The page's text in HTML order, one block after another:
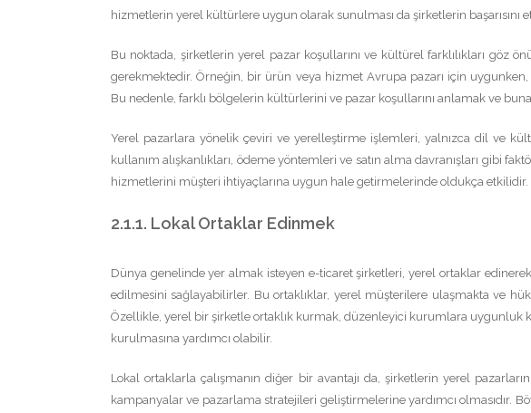
hizmetlerin yerel kültürlere uygun olarak sunulması da şirketlerin başarısını
Bu noktada, şirketlerin yerel pazar koşullarını ve kültürel farklılıkları göz
gerekmektedir. Örneğin, bir ürün veya hizmet Avrupa pazarı için
Bu nedenle, farklı bölgelerin kültürlerini ve pazar koşullarını anlamak ve
Yerel pazarlara yönelik çeviri ve yerelleştirme işlemleri, yalnızca dil ve
kullanım alışkanlıkları, ödeme yöntemleri ve satın alma davranışları gibi
hizmetlerini müşteri ihtiyaçlarına uygun hale getirmelerinde oldukça etkilidir.
2.1.1. Lokal Ortaklar Edinmek
Dünya genelinde yer almak isteyen e-ticaret şirketleri, yerel ortaklar
edilmesini sağlayabilirler. Bu ortaklıklar, yerel müşterilere ulaşmakta ve
Özellikle, yerel bir şirketle ortaklık kurmak, düzenleyici kurumlara uygunluk
kurulmasına yardımcı olabilir.
Lokal ortaklarla çalışmanın diğer bir avantajı da, şirketlerin yerel
kampanyalar ve pazarlama stratejileri geliştirmelerine yardımcı olmasıdır.